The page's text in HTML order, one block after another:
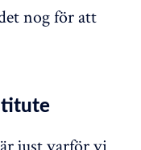
nog för att
just varför vi